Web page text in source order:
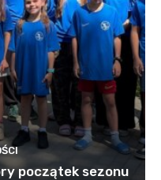
początek sezonu